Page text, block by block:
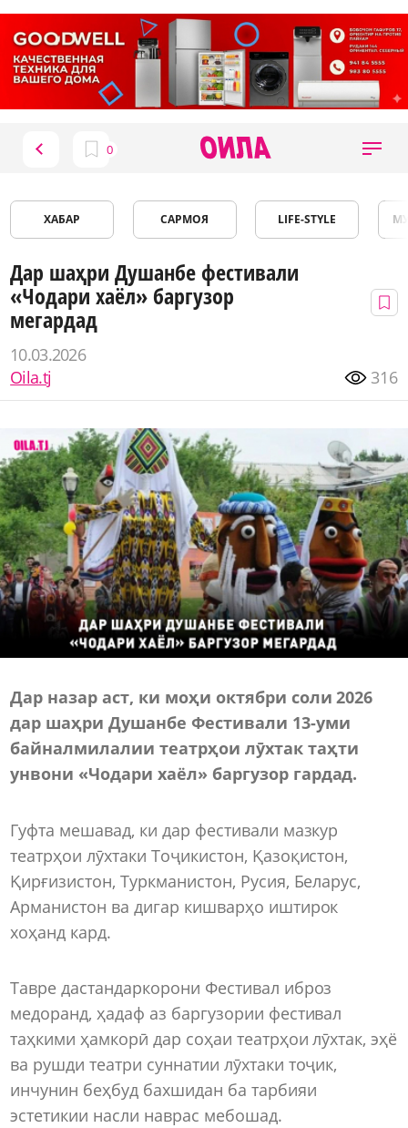
ХАБАР САРМОЯ LIFE-STYLE
Дар шаҳри Душанбе фестивали
«Чодари хаёл» баргузор
мегардад
10.03.2026
Oila.tj
316
Дар назар аст, ки моҳи октябри соли 2026
дар шаҳри Душанбе Фестивали 13-уми
байналмилалии театрҳои лӯхтак таҳти
унвони «Чодари хаёл» баргузор гардад.
Гуфта мешавад, ки дар фестивали мазкур
театрҳои лӯхтаки Тоҷикистон, Қазоқистон,
Қирғизистон, Туркманистон, Русия, Беларус,
Арманистон ва дигар кишварҳо иштирок
хоҳанд кард.
Тавре дастандаркорони Фестивал иброз
медоранд, ҳадаф аз баргузории фестивал
таҳкими ҳамкорӣ дар соҳаи театрҳои лӯхтак, эҳё
ва рушди театри суннатии лӯхтаки тоҷик,
инчунин беҳбуд бахшидан ба тарбияи
эстетикии насли наврас мебошад.